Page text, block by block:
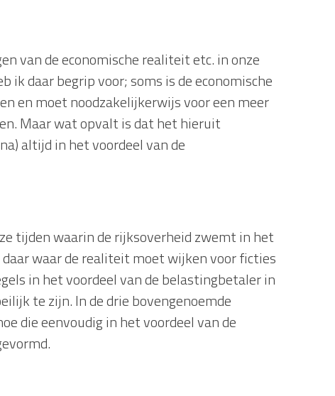
van de economische realiteit etc. in onze
ik daar begrip voor; soms is de economische
en moet noodzakelijkerwijs voor een meer
Maar wat opvalt is dat het hieruit
altijd in het voordeel van de
tijden waarin de rijksoverheid zwemt in het
waar de realiteit moet wijken voor ficties
in het voordeel van de belastingbetaler in
te zijn. In de drie bovengenoemde
die eenvoudig in het voordeel van de